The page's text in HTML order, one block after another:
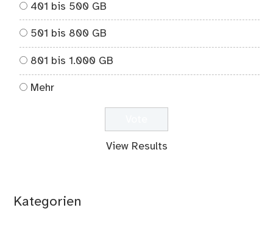
401 bis 500 GB
501 bis 800 GB
801 bis 1.000 GB
Mehr
View Results
Kategorien